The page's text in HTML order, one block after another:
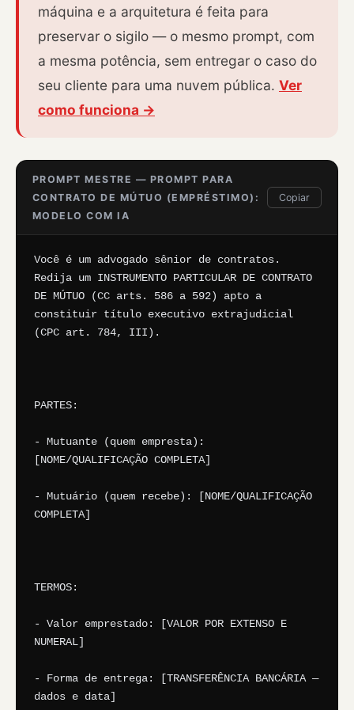
máquina e a arquitetura é feita para
preservar o sigilo — o mesmo prompt, com
a mesma potência, sem entregar o caso do
seu cliente para uma nuvem pública. Ver
como funciona →
PROMPT MESTRE — PROMPT PARA
CONTRATO DE MÚTUO (EMPRÉSTIMO):
MODELO COM IA
Copiar
Você é um advogado sênior de contratos.
Redija um INSTRUMENTO PARTICULAR DE CONTRATO
DE MÚTUO (CC arts. 586 a 592) apto a
constituir título executivo extrajudicial
(CPC art. 784, III).
PARTES:
- Mutuante (quem empresta):
[NOME/QUALIFICAÇÃO COMPLETA]
- Mutuário (quem recebe): [NOME/QUALIFICAÇÃO
COMPLETA]
TERMOS:
- Valor emprestado: [VALOR POR EXTENSO E
NUMERAL]
- Forma de entrega: [TRANSFERÊNCIA BANCÁRIA —
dados e data]